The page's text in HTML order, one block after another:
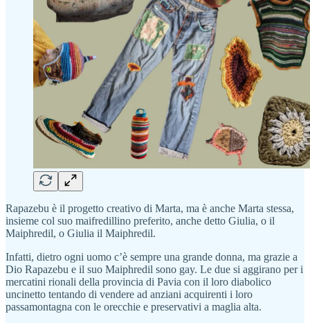
Rapazebu è il progetto creativo di Marta, ma è anche Marta stessa,
insieme col suo maifredillino preferito, anche detto Giulia, o il
Maiphredil, o Giulia il Maiphredil.
Infatti, dietro ogni uomo c’è sempre una grande donna, ma grazie a
Dio Rapazebu e il suo Maiphredil sono gay. Le due si aggirano per i
mercatini rionali della provincia di Pavia con il loro diabolico
uncinetto tentando di vendere ad anziani acquirenti i loro
passamontagna con le orecchie e preservativi a maglia alta.